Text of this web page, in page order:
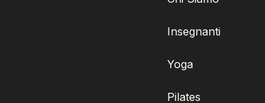
Insegnanti
Yoga
Pilates